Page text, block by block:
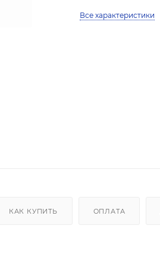
Все характеристики
КАК КУПИТЬ ОПЛАТА